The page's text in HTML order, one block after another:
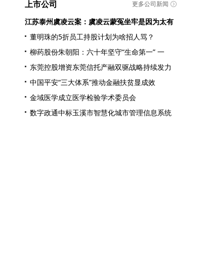
更多公司新闻
上市公司
江苏泰州虞凌云案：虞凌云蒙冤坐牢是因为太有
董明珠的5折员工持股计划为啥招人骂？
柳药股份朱朝阳：六十年坚守“生命第一” 一
东莞控股增资东莞信托产融双驱战略持续发力
中国平安“三大体系”推动金融扶贫显成效
金域医学成立医学检验学术委员会
数字政通中标玉溪市智慧化城市管理信息系统